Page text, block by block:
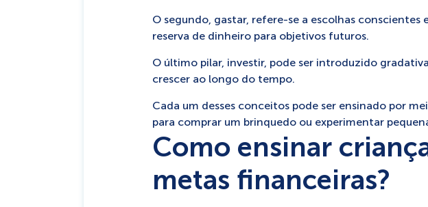
O segundo, gastar, refere-se a escolhas
reserva de dinheiro para objetivos futuros.
O último pilar, investir, pode ser introduzido
crescer ao longo do tempo.
Cada um desses conceitos pode ser ensinado por
para comprar um brinquedo ou experimentar
Como ensinar
metas financeiras?